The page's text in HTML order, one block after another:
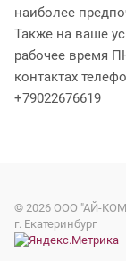
наиболее
Также на ваше
рабочее время
контактах
+79022676619
© 2026 ООО "АЙ-
г. Екатеринбург